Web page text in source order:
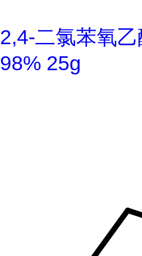
2,4-二氯苯氧
98% 25g